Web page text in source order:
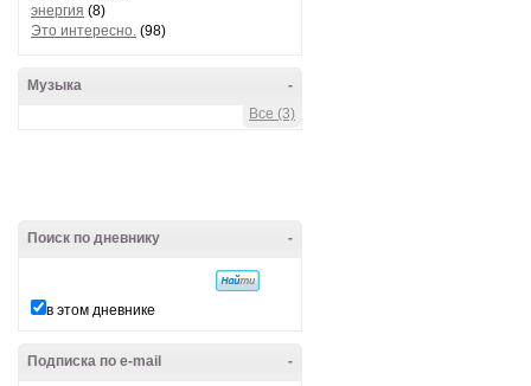
энергия (8)
Это интересно. (98)
-
Музыка
Все (3)
-
Поиск по дневнику
в этом дневнике
-
Подписка по e-mail